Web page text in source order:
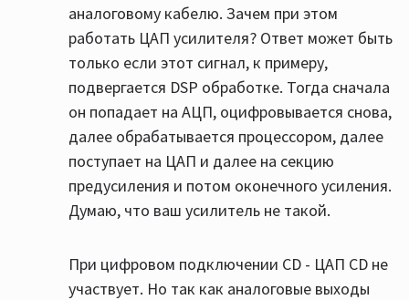
аналоговому кабелю. Зачем при этом
работать ЦАП усилителя? Ответ может быть
только если этот сигнал, к примеру,
подвергается DSP обработке. Тогда сначала
он попадает на АЦП, оцифровывается снова,
далее обрабатывается процессором, далее
поступает на ЦАП и далее на секцию
предусиления и потом оконечного усиления.
Думаю, что ваш усилитель не такой.
При цифровом подключении CD - ЦАП CD не
участвует. Но так как аналоговые выходы